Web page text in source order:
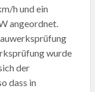
h und ein
angeordnet.
wurde
der
dass in